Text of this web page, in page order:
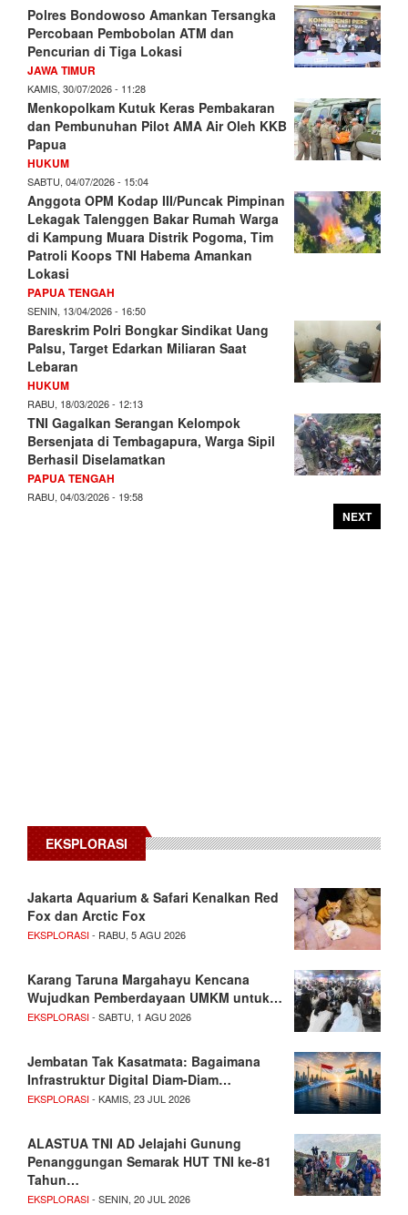
Polres Bondowoso Amankan Tersangka
Percobaan Pembobolan ATM dan
Pencurian di Tiga Lokasi
JAWA TIMUR
KAMIS, 30/07/2026 - 11:28
Menkopolkam Kutuk Keras Pembakaran
dan Pembunuhan Pilot AMA Air Oleh KKB
Papua
HUKUM
SABTU, 04/07/2026 - 15:04
Anggota OPM Kodap III/Puncak Pimpinan
Lekagak Talenggen Bakar Rumah Warga
di Kampung Muara Distrik Pogoma, Tim
Patroli Koops TNI Habema Amankan
Lokasi
PAPUA TENGAH
SENIN, 13/04/2026 - 16:50
Bareskrim Polri Bongkar Sindikat Uang
Palsu, Target Edarkan Miliaran Saat
Lebaran
HUKUM
RABU, 18/03/2026 - 12:13
TNI Gagalkan Serangan Kelompok
Bersenjata di Tembagapura, Warga Sipil
Berhasil Diselamatkan
PAPUA TENGAH
RABU, 04/03/2026 - 19:58
NEXT
EKSPLORASI
Jakarta Aquarium & Safari Kenalkan Red
Fox dan Arctic Fox
EKSPLORASI- RABU, 5 AGU 2026
Karang Taruna Margahayu Kencana
Wujudkan Pemberdayaan UMKM untuk…
EKSPLORASI- SABTU, 1 AGU 2026
Jembatan Tak Kasatmata: Bagaimana
Infrastruktur Digital Diam-Diam…
EKSPLORASI- KAMIS, 23 JUL 2026
ALASTUA TNI AD Jelajahi Gunung
Penanggungan Semarak HUT TNI ke-81
Tahun…
EKSPLORASI- SENIN, 20 JUL 2026